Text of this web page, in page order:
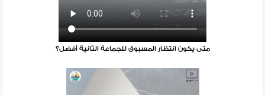
متى يكون انتظار المسبوق للجماعة الثانية أفضل؟